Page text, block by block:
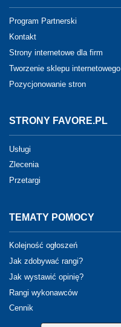
Program Partnerski
Kontakt
Strony internetowe dla firm
Tworzenie sklepu internetowego
Pozycjonowanie stron
STRONY FAVORE.PL
Usługi
Zlecenia
Przetargi
TEMATY POMOCY
Kolejność ogłoszeń
Jak zdobywać rangi?
Jak wystawić opinię?
Rangi wykonawców
Cennik